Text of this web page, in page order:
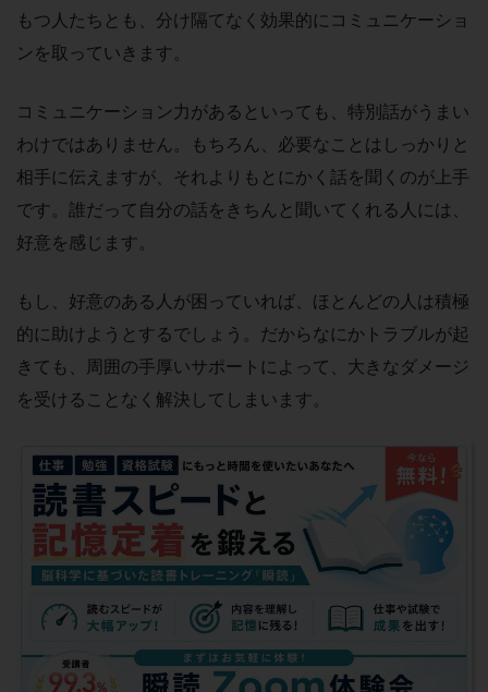
もつ人たちとも、分け隔てなく効果的にコミュニケーショ
ンを取っていきます。
コミュニケーション力があるといっても、特別話がうまい
わけではありません。もちろん、必要なことはしっかりと
相手に伝えますが、それよりもとにかく話を聞くのが上手
です。誰だって自分の話をきちんと聞いてくれる人には、
好意を感じます。
もし、好意のある人が困っていれば、ほとんどの人は積極
的に助けようとするでしょう。だからなにかトラブルが起
きても、周囲の手厚いサポートによって、大きなダメージ
を受けることなく解決してしまいます。